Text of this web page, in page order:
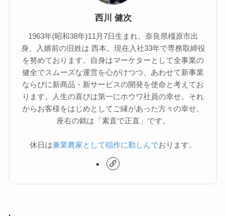
西川 健次
1963年(昭和38年)11月7日生まれ、奈良県橿原市出
身、入婿前の旧姓は 西本。現在入社33年で専務取締役
を努めております。自身はマーケターとして全事業の
健全でスムーズな運営を心がけつつ、あわせて新事業
ならびに新商品・新サービスの開発を使命と考えてお
ります。人生の喜びは第一にホウワ社員の幸せ。それ
からお客様をはじめとしてご縁があった方々の幸せ。
座右の銘は「素直で正直」です。
休日は兼業農家として稲作に勤しんでおります。